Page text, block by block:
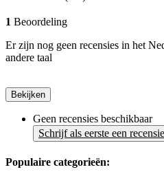
1 Beoordeling
Er zijn nog geen recensies in het
andere taal
Bekijken
Geen recensies beschikbaar
Schrijf als eerste een
Populaire categorieën: